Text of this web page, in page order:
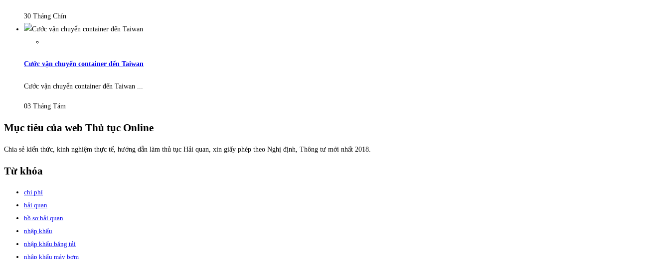
30 Tháng Chín
Cước vận chuyển container đến Taiwan
Cước vận chuyển container đến Taiwan ...
03 Tháng Tám
Mục tiêu của web Thủ tục Online
Chia sẻ kiến thức, kinh nghiệm thực tế, hướng dẫn làm thủ tục Hải quan, xin giấy phép theo Nghị định, Thông tư mới nhất 2018.
Từ khóa
chi phí
hải quan
hồ sơ hải quan
nhập khẩu
nhập khẩu băng tải
nhập khẩu máy bơm